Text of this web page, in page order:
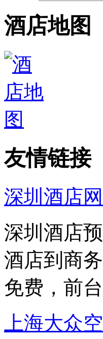
酒店地图
友情链接
深圳酒店网
深圳酒店
酒店到商
免费，前台
上海大众